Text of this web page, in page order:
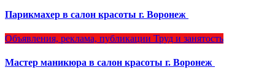
Парикмахер в салон красоты г. Воронеж
Объявления, реклама, публикации Труд и занятость
Мастер маникюра в салон красоты г. Воронеж